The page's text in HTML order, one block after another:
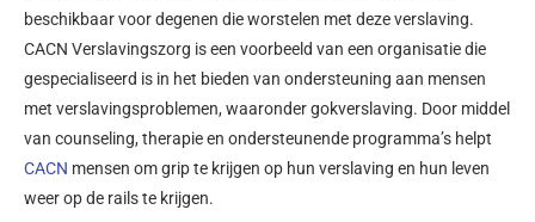
beschikbaar voor degenen die worstelen met deze verslaving.
CACN Verslavingszorg is een voorbeeld van een organisatie die
gespecialiseerd is in het bieden van ondersteuning aan mensen
met verslavingsproblemen, waaronder gokverslaving. Door middel
van counseling, therapie en ondersteunende programma’s helpt
CACN mensen om grip te krijgen op hun verslaving en hun leven
weer op de rails te krijgen.